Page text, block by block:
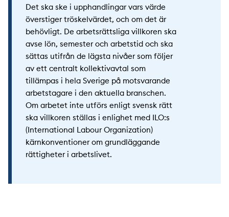
Det ska ske i upphandlingar vars värde
överstiger tröskelvärdet, och om det är
behövligt. De arbetsrättsliga villkoren ska
avse lön, semester och arbetstid och ska
sättas utifrån de lägsta nivåer som följer
av ett centralt kollektivavtal som
tillämpas i hela Sverige på motsvarande
arbetstagare i den aktuella branschen.
Om arbetet inte utförs enligt svensk rätt
ska villkoren ställas i enlighet med ILO:s
(International Labour Organization)
kärnkonventioner om grundläggande
rättigheter i arbetslivet.